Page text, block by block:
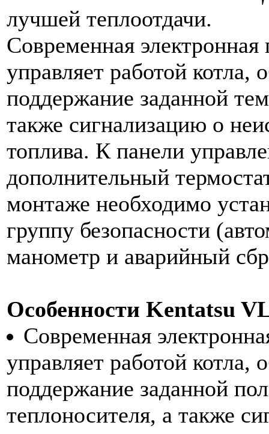
лучшей теплоотдачи.
Современная
управляет работой котла,
поддержание заданной
также сигнализацию о
топлива. К панели
дополнительный
монтаже необходимо
группу безопасности
манометр и аварийный
Особенности Kentatsu
Современная
управляет работой котла,
поддержание заданной
теплоносителя, а также